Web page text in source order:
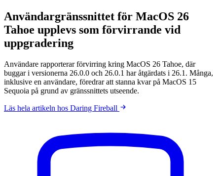
Användargränssnittet för MacOS 26
Tahoe upplevs som förvirrande vid
uppgradering
Användare rapporterar förvirring kring MacOS 26 Tahoe, där
buggar i versionerna 26.0.0 och 26.0.1 har åtgärdats i 26.1. Många,
inklusive en användare, föredrar att stanna kvar på MacOS 15
Sequoia på grund av gränssnittets utseende.
Läs hela artikeln hos Daring Fireball